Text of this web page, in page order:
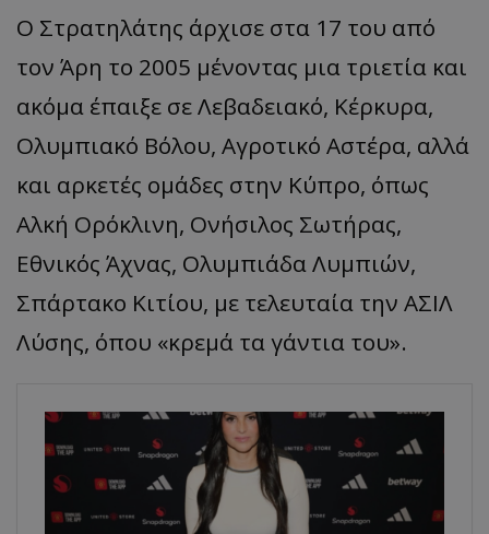
Ο Στρατηλάτης άρχισε στα 17 του από
τον Άρη το 2005 μένοντας μια τριετία και
ακόμα έπαιξε σε Λεβαδειακό, Κέρκυρα,
Ολυμπιακό Βόλου, Αγροτικό Αστέρα, αλλά
και αρκετές ομάδες στην Κύπρο, όπως
Αλκή Ορόκλινη, Ονήσιλος Σωτήρας,
Εθνικός Άχνας, ΟλυμπιάδαΛυμπιών,
Σπάρτακο Κιτίου, με τελευταία την ΑΣΙΛ
Λύσης, όπου «κρεμά τα γάντια του».